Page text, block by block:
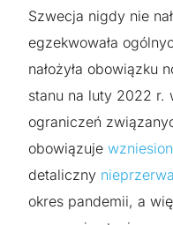
Szwecja nigdy nie
egzekwowała
nałożyła obowiązku
stanu na luty 2022 r.
ograniczeń
obowiązuje
detaliczny
okres pandemii, a